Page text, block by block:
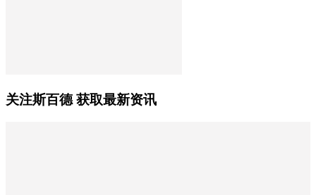
关注斯百德 获取最新资讯